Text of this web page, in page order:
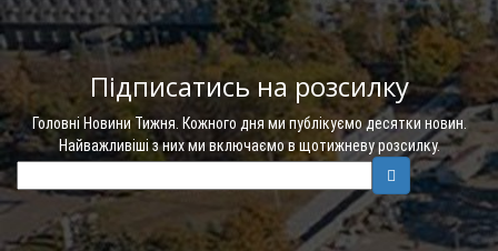
Підписатись на розсилку
Головні Новини Тижня. Кожного дня ми публікуємо десятки новин.
Найважливіші з них ми включаємо в щотижневу розсилку.